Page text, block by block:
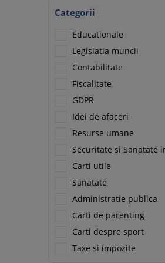
Categorii
Educationale
Legislatia muncii
Contabilitate
Fiscalitate
GDPR
Idei de afaceri
Resurse umane
Securitate si Sanatate
Carti utile
Sanatate
Administratie publica
Carti de parenting
Carti despre sport
Taxe si impozite